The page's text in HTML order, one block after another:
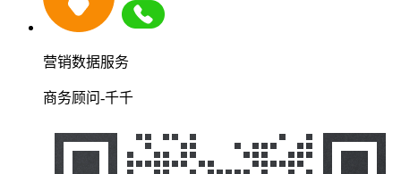
营销数据服务
商务顾问-千千